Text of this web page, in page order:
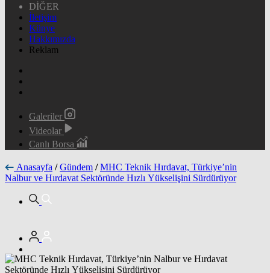
DİĞER
İletişim
Künye
Hakkımızda
Reklam
Galeriler
Videolar
Canlı Borsa
Anasayfa / Gündem / MHC Teknik Hırdavat, Türkiye’nin
Nalbur ve Hırdavat Sektöründe Hızlı Yükselişini Sürdürüyor